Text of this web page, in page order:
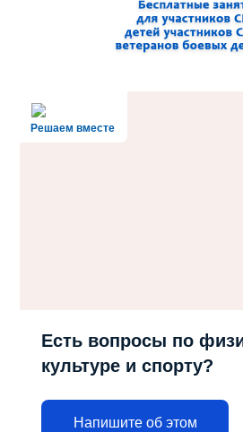
Решаем вместе
Есть вопросы по
культуре и спорту?
Напишите об этом